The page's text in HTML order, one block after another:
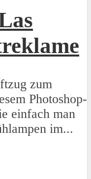
zum
Photoshop-
einfach man
im...